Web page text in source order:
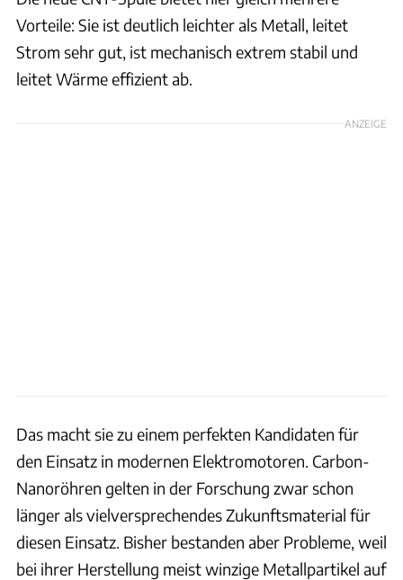
Vorteile: Sie ist deutlich leichter als Metall, leitet
Strom sehr gut, ist mechanisch extrem stabil und
leitet Wärme effizient ab.
ANZEIGE
Das macht sie zu einem perfekten Kandidaten für
den Einsatz in modernen Elektromotoren. Carbon-
Nanoröhren gelten in der Forschung zwar schon
länger als vielversprechendes Zukunftsmaterial für
diesen Einsatz. Bisher bestanden aber Probleme, weil
bei ihrer Herstellung meist winzige Metallpartikel auf